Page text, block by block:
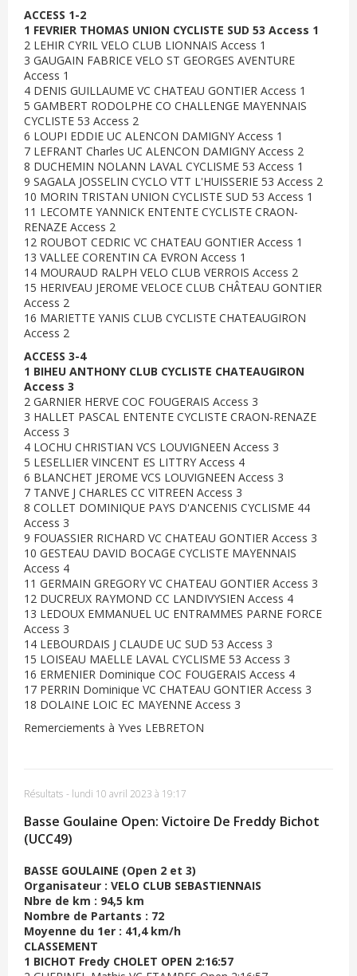
ACCESS 1-2
1 FEVRIER THOMAS UNION CYCLISTE SUD 53 Access 1
2 LEHIR CYRIL VELO CLUB LIONNAIS Access 1
3 GAUGAIN FABRICE VELO ST GEORGES AVENTURE
Access 1
4 DENIS GUILLAUME VC CHATEAU GONTIER Access 1
5 GAMBERT RODOLPHE CO CHALLENGE MAYENNAIS
CYCLISTE 53 Access 2
6 LOUPI EDDIE UC ALENCON DAMIGNY Access 1
7 LEFRANT Charles UC ALENCON DAMIGNY Access 2
8 DUCHEMIN NOLANN LAVAL CYCLISME 53 Access 1
9 SAGALA JOSSELIN CYCLO VTT L'HUISSERIE 53 Access 2
10 MORIN TRISTAN UNION CYCLISTE SUD 53 Access 1
11 LECOMTE YANNICK ENTENTE CYCLISTE CRAON-
RENAZE Access 2
12 ROUBOT CEDRIC VC CHATEAU GONTIER Access 1
13 VALLEE CORENTIN CA EVRON Access 1
14 MOURAUD RALPH VELO CLUB VERROIS Access 2
15 HERIVEAU JEROME VELOCE CLUB CHÂTEAU GONTIER
Access 2
16 MARIETTE YANIS CLUB CYCLISTE CHATEAUGIRON
Access 2
ACCESS 3-4
1 BIHEU ANTHONY CLUB CYCLISTE CHATEAUGIRON
Access 3
2 GARNIER HERVE COC FOUGERAIS Access 3
3 HALLET PASCAL ENTENTE CYCLISTE CRAON-RENAZE
Access 3
4 LOCHU CHRISTIAN VCS LOUVIGNEEN Access 3
5 LESELLIER VINCENT ES LITTRY Access 4
6 BLANCHET JEROME VCS LOUVIGNEEN Access 3
7 TANVE J CHARLES CC VITREEN Access 3
8 COLLET DOMINIQUE PAYS D'ANCENIS CYCLISME 44
Access 3
9 FOUASSIER RICHARD VC CHATEAU GONTIER Access 3
10 GESTEAU DAVID BOCAGE CYCLISTE MAYENNAIS
Access 4
11 GERMAIN GREGORY VC CHATEAU GONTIER Access 3
12 DUCREUX RAYMOND CC LANDIVYSIEN Access 4
13 LEDOUX EMMANUEL UC ENTRAMMES PARNE FORCE
Access 3
14 LEBOURDAIS J CLAUDE UC SUD 53 Access 3
15 LOISEAU MAELLE LAVAL CYCLISME 53 Access 3
16 ERMENIER Dominique COC FOUGERAIS Access 4
17 PERRIN Dominique VC CHATEAU GONTIER Access 3
18 DOLAINE LOIC EC MAYENNE Access 3
Remerciements à Yves LEBRETON
Résultats - lundi 10 avril 2023 à 19:17
Basse Goulaine Open: Victoire De Freddy Bichot
(UCC49)
BASSE GOULAINE (Open 2 et 3)
Organisateur : VELO CLUB SEBASTIENNAIS
Nbre de km : 94,5 km
Nombre de Partants : 72
Moyenne du 1er : 41,4 km/h
CLASSEMENT
1 BICHOT Fredy CHOLET OPEN 2:16:57